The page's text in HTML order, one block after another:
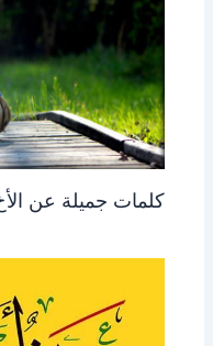
كلمات جميلة عن